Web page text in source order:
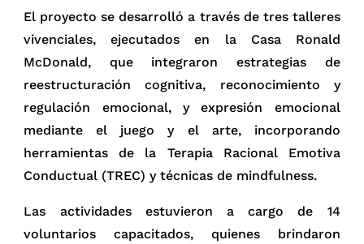
El proyecto se desarrolló a través de tres talleres
vivenciales, ejecutados en la Casa Ronald
McDonald, que integraron estrategias de
reestructuración cognitiva, reconocimiento y
regulación emocional, y expresión emocional
mediante el juego y el arte, incorporando
herramientas de la Terapia Racional Emotiva
Conductual (TREC) y técnicas de mindfulness.
Las actividades estuvieron a cargo de 14
voluntarios capacitados, quienes brindaron